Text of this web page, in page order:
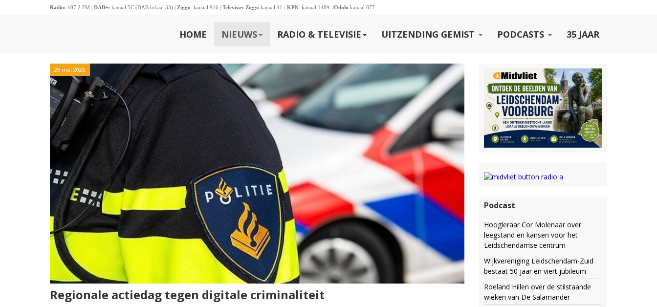
Radio: 107.2 FM | DAB+: kanaal 5C (DAB lokaal 33) | Ziggo kanaal 916 | Televisie: Ziggo kanaal 41 / KPN kanaal 1489 /Odido kanaal 877
HOME NIEUWS RADIO & TELEVISIE UITZENDING GEMIST PODCASTS 35 JAAR
29 mei 2026
Regionale actiedag tegen digitale criminaliteit
Podcast
Hoogleraar Cor Molenaar over
leegstand en kansen voor het
Leidschendamse centrum
Wijkvereniging Leidschendam-Zuid
bestaat 50 jaar en viert jubileum
Roeland Hillen over de stilstaande
wieken van De Salamander